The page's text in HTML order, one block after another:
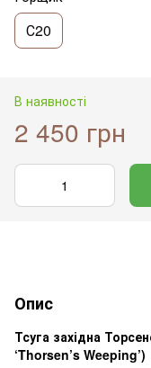
С20
В наявності
2 450 грн
Опис
Тсуга західна
‘Thorsen’s Weeping’)